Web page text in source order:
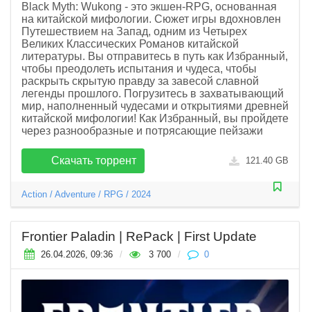
Black Myth: Wukong - это экшен-RPG, основанная
на китайской мифологии. Сюжет игры вдохновлен
Путешествием на Запад, одним из Четырех
Великих Классических Романов китайской
литературы. Вы отправитесь в путь как Избранный,
чтобы преодолеть испытания и чудеса, чтобы
раскрыть скрытую правду за завесой славной
легенды прошлого. Погрузитесь в захватывающий
мир, наполненный чудесами и открытиями древней
китайской мифологии! Как Избранный, вы пройдете
через разнообразные и потрясающие пейзажи
Скачать торрент 121.40 GB
Action / Adventure / RPG / 2024
Frontier Paladin | RePack | First Update
26.04.2026, 09:36 / 3 700 / 0